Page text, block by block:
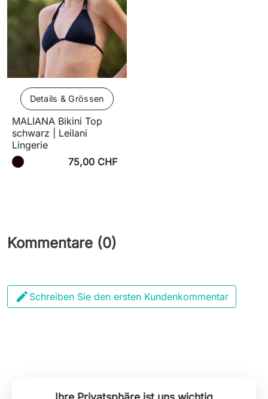
Details & Grössen
MALIANA Bikini Top
schwarz | Leilani
Lingerie
75,00 CHF
Kommentare (0)
 Schreiben Sie den ersten Kundenkommentar